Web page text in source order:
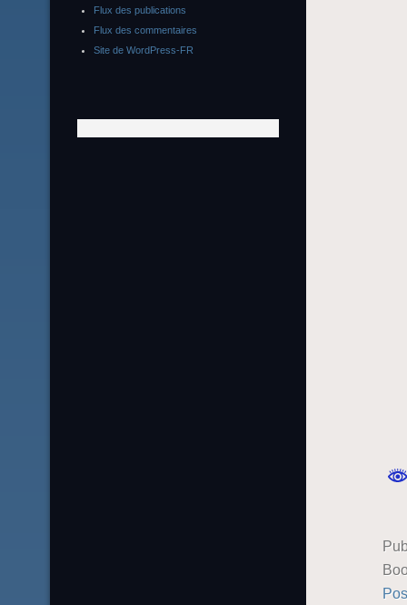
Flux des publications
Flux des commentaires
Site de WordPress-FR